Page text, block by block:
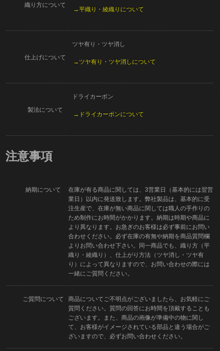
織り方について
→平織り・綾織りについて
仕上げについて
ツヤ有り・ツヤ消し
→ツヤ有り・ツヤ消しについて
製法について
ドライカーボン
→ドライカーボンについて
注意事項
納期について
在庫が有る商品に関しては、3営業日（基本的には翌営
業日）以内に発送致します。弊社製品は、基本的に受
注生産で、在庫が無い商品に関しては職人の手作りの
ため制作にお時間がかかります。納期は時期や商品に
より異なります。お急ぎのお客様は必ず事前にお問い
合わせください。必ず在庫の有無や納期を商品質問欄
よりお問い合わせ下さい。同一商品でも、織り方（平
織り・綾織り）、仕上がり方法（ツヤ消し・ツヤ有
り）によって異なりますので、お問い合わせの際には
一緒にご質問ください。
ご質問について
商品についてご不明点がございましたら、お気軽にご
質問ください。質問の回答にお時間を頂戴することも
ございます。また、商品の画像が準備中の物に関し
て、お客様がイメージされている部品と違う場合がご
ざいますので、必ずお問い合わせください。